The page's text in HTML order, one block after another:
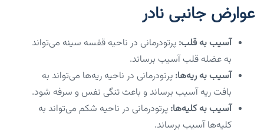
عوارض جانبی نادر
آسیب به قلب: پرتودرمانی در ناحیه قفسه سینه می‌تواند
به عضله قلب آسیب برساند.
آسیب به ریه‌ها: پرتودرمانی در ناحیه ریه‌ها می‌تواند به
بافت ریه آسیب برساند و باعث تنگی نفس و سرفه شود.
آسیب به کلیه‌ها: پرتودرمانی در ناحیه شکم می‌تواند به
کلیه‌ها آسیب برساند.